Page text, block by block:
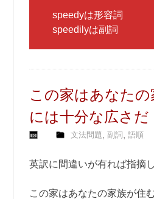
speedyは形容詞
speedilyは副詞
この家はあなた
には十分な広さだ
文法問題,副詞 ,語順
英訳に間違いが有れば指摘
この家はあなたの家族が住